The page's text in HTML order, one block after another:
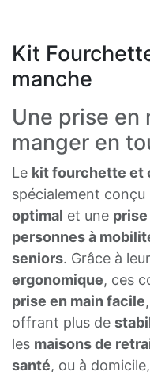
Kit
manche
Une prise en
manger en
Le kit fourchette et
spécialement
optimal et une
personnes à
seniors. Grâce à leur
ergonomique, ces
prise en main facile
offrant plus de
les maisons de
santé, ou à